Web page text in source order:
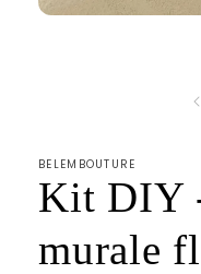
BELEMBOUTURE
Kit DIY
murale